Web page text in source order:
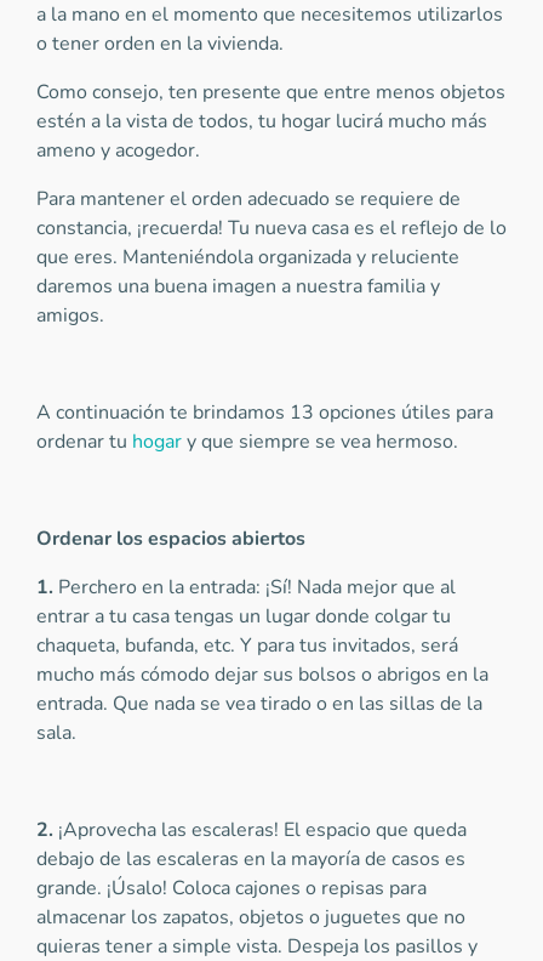
a la mano en el momento que necesitemos utilizarlos
o tener orden en la vivienda.
Como consejo, ten presente que entre menos objetos
estén a la vista de todos, tu hogar lucirá mucho más
ameno y acogedor.
Para mantener el orden adecuado se requiere de
constancia, ¡recuerda! Tu nueva casa es el reflejo de lo
que eres. Manteniéndola organizada y reluciente
daremos una buena imagen a nuestra familia y
amigos.
A continuación te brindamos 13 opciones útiles para
ordenar tu hogary que siempre se vea hermoso.
Ordenar los espacios abiertos
1. Perchero en la entrada: ¡Sí! Nada mejor que al
entrar a tu casa tengas un lugar donde colgar tu
chaqueta, bufanda, etc. Y para tus invitados, será
mucho más cómodo dejar sus bolsos o abrigos en la
entrada. Que nada se vea tirado o en las sillas de la
sala.
2. ¡Aprovecha las escaleras! El espacio que queda
debajo de las escaleras en la mayoría de casos es
grande. ¡Úsalo! Coloca cajones o repisas para
almacenar los zapatos, objetos o juguetes que no
quieras tener a simple vista. Despeja los pasillos y